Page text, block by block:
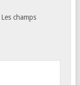
Les champs